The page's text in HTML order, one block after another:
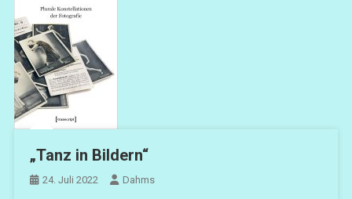
„Tanz in Bildern“
24. Juli 2022 Dahms